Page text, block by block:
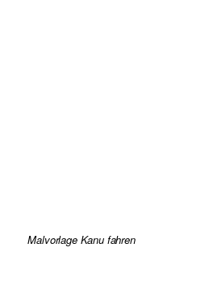
Malvorlage Kanu fahren